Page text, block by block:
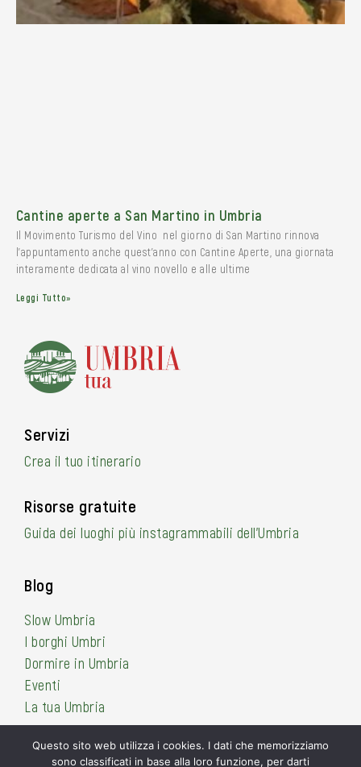
Cantine aperte a San Martino in Umbria
Il Movimento Turismo del Vino nel giorno di San Martino rinnova
l’appuntamento anche quest’anno con Cantine Aperte, una giornata
interamente dedicata al vino novello e alle ultime
Leggi Tutto»
Servizi
Crea il tuo itinerario
Risorse gratuite
Guida dei luoghi più instagrammabili dell’Umbria
Blog
Slow Umbria
I borghi Umbri
Dormire in Umbria
Eventi
La tua Umbria
Questo sito web utilizza i cookies. I dati che memorizziamo
sono classificati in base alla loro funzione, per darti